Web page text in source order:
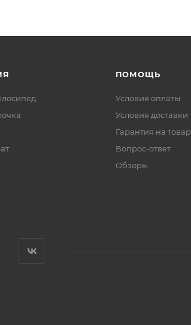
ПОМОЩЬ
Условия оплаты
Условия доставки
Гарантия на товар
Вопрос-ответ
Обзоры